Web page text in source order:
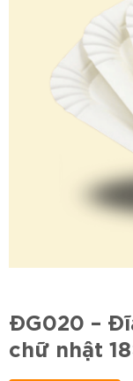
ĐG020 –
chữ nhật